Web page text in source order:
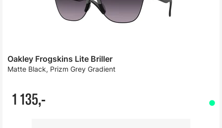
Oakley Frogskins Lite Briller
Matte Black, Prizm Grey Gradient
1 135,-